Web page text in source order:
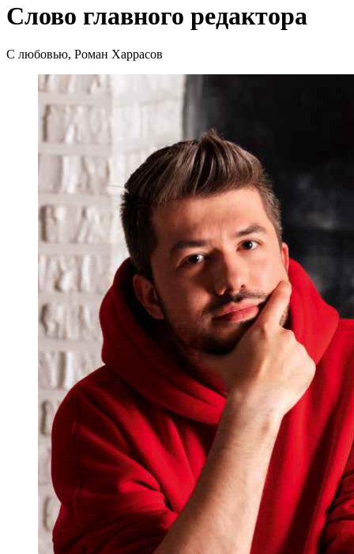
Слово главного редактора
С любовью, Роман Харрасов